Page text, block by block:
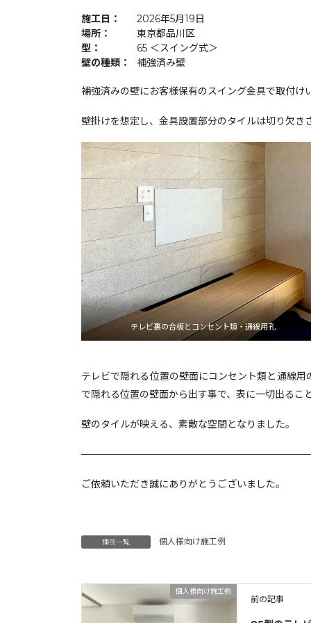
施工日：
2026年5月19日
場所：
東京都品川区
型：
65 ＜スイング式＞
壁の種類：
補強済み壁
補強済みの壁にお客様保有のスイング金具で取付け
壁掛けを想定し、金具設置部分のタイルは切り欠
テレビ裏の合板とコンセント類・通線用孔
テレビで隠れる位置の壁面にコンセント類と通線
で隠れる位置の壁面から出す事で、表に一切出るこ
壁のタイルが映える、素敵な空間となりました。
ご依頼いただき誠にありがとうございました。
種別一覧 個人様向け施工例
個人様向け施工例
前の記事